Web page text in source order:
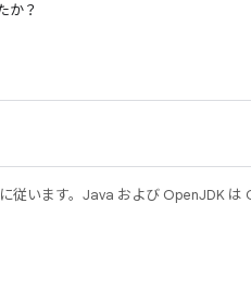
か？
従います。Java および OpenJDK